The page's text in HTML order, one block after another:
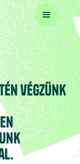
végzünk